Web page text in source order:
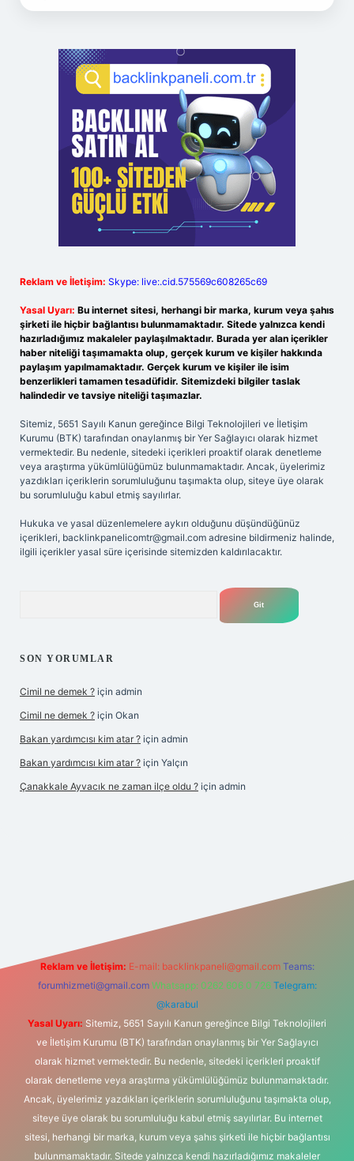
Reklam ve İletişim: Skype: live:.cid.575569c608265c69
Yasal Uyarı: Bu internet sitesi, herhangi bir marka, kurum veya şahıs
şirketi ile hiçbir bağlantısı bulunmamaktadır. Sitede yalnızca kendi
hazırladığımız makaleler paylaşılmaktadır. Burada yer alan içerikler
haber niteliği taşımamakta olup, gerçek kurum ve kişiler hakkında
paylaşım yapılmamaktadır. Gerçek kurum ve kişiler ile isim
benzerlikleri tamamen tesadüfidir. Sitemizdeki bilgiler taslak
halindedir ve tavsiye niteliği taşımazlar.
Sitemiz, 5651 Sayılı Kanun gereğince Bilgi Teknolojileri ve İletişim
Kurumu (BTK) tarafından onaylanmış bir Yer Sağlayıcı olarak hizmet
vermektedir. Bu nedenle, sitedeki içerikleri proaktif olarak denetleme
veya araştırma yükümlülüğümüz bulunmamaktadır. Ancak, üyelerimiz
yazdıkları içeriklerin sorumluluğunu taşımakta olup, siteye üye olarak
bu sorumluluğu kabul etmiş sayılırlar.
Hukuka ve yasal düzenlemelere aykırı olduğunu düşündüğünüz
içerikleri, backlinkpanelicomtr@gmail.com adresine bildirmeniz halinde,
ilgili içerikler yasal süre içerisinde sitemizden kaldırılacaktır.
SON YORUMLAR
Cimil ne demek ? için admin
Cimil ne demek ? için Okan
Bakan yardımcısı kim atar ? için admin
Bakan yardımcısı kim atar ? için Yalçın
Çanakkale Ayvacık ne zaman ilçe oldu ? için admin
Reklam ve İletişim: E-mail: backlinkpaneli@gmail.com Teams:
forumhizmeti@gmail.com Whatsapp: 0262 606 0 726 Telegram:
@karabul
Yasal Uyarı: Sitemiz, 5651 Sayılı Kanun gereğince Bilgi Teknolojileri
ve İletişim Kurumu (BTK) tarafından onaylanmış bir Yer Sağlayıcı
olarak hizmet vermektedir. Bu nedenle, sitedeki içerikleri proaktif
olarak denetleme veya araştırma yükümlülüğümüz bulunmamaktadır.
Ancak, üyelerimiz yazdıkları içeriklerin sorumluluğunu taşımakta olup,
siteye üye olarak bu sorumluluğu kabul etmiş sayılırlar. Bu internet
sitesi, herhangi bir marka, kurum veya şahıs şirketi ile hiçbir bağlantısı
bulunmamaktadır. Sitede yalnızca kendi hazırladığımız makaleler